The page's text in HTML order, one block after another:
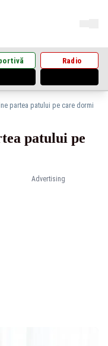
Radio
partea patului pe care dormi
Advertising
patului pe